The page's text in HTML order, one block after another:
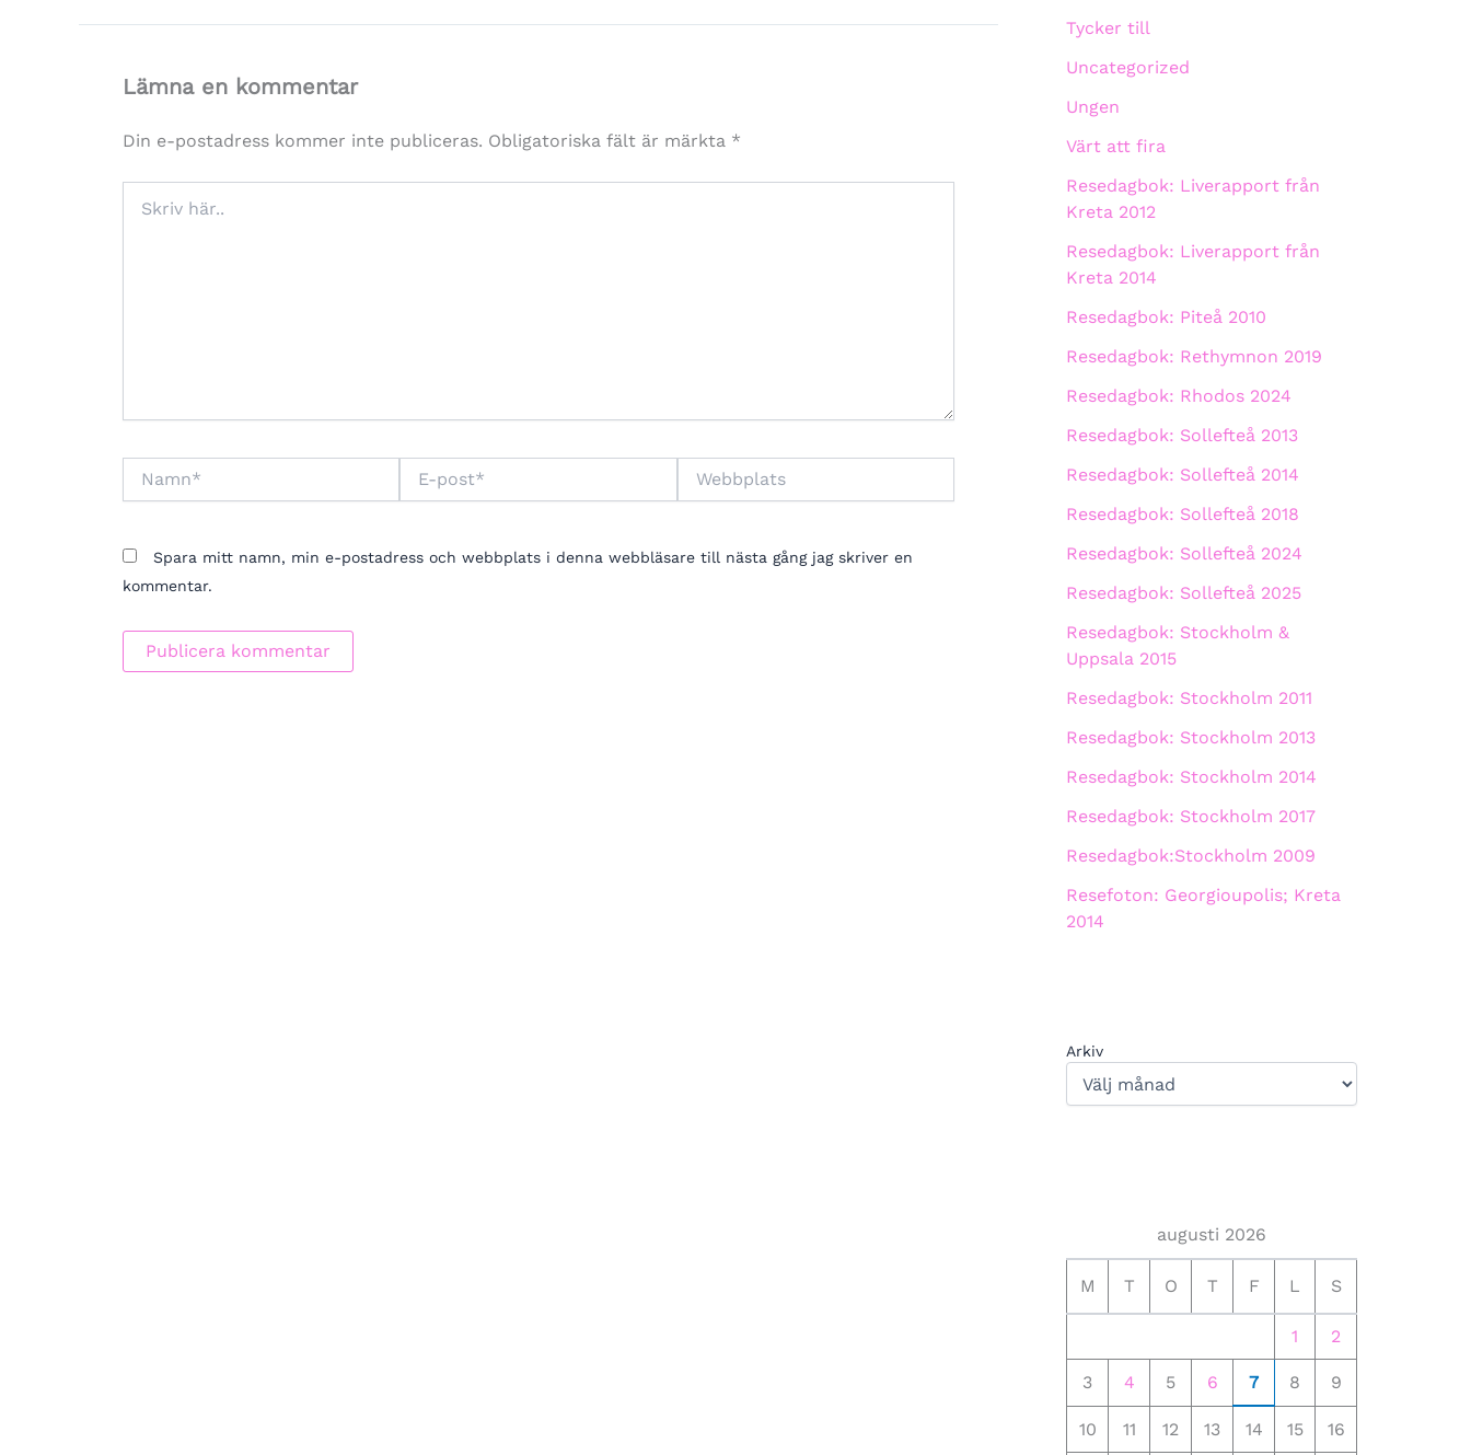
Lämna en kommentar
Din e-postadress kommer inte publiceras. Obligatoriska fält är märkta *
här..
post*
Spara mitt namn, min e-postadress och webbplats i denna webbläsare till nästa gång jag skriver en
kommentar.
Tycker till
Uncategorized
Ungen
Värt att fira
Resedagbok: Liverapport från
Kreta 2012
Resedagbok: Liverapport från
Kreta 2014
Resedagbok: Piteå 2010
Resedagbok: Rethymnon 2019
Resedagbok: Rhodos 2024
Resedagbok: Sollefteå 2013
Resedagbok: Sollefteå 2014
Resedagbok: Sollefteå 2018
Resedagbok: Sollefteå 2024
Resedagbok: Sollefteå 2025
Resedagbok: Stockholm &
Uppsala 2015
Resedagbok: Stockholm 2011
Resedagbok: Stockholm 2013
Resedagbok: Stockholm 2014
Resedagbok: Stockholm 2017
Resedagbok:Stockholm 2009
Resefoton: Georgioupolis; Kreta
2014
Arkiv
augusti 2026
M T O T F L S
1 2
3 4 5 6 7 8 9
10 11 12 13 14 15 16